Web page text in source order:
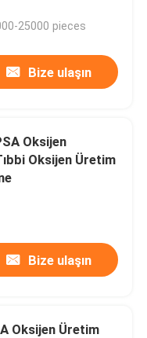
25000 pieces
Bize ulaşın
Oksijen
Oksijen Üretim
Bize ulaşın
Oksijen Üretim